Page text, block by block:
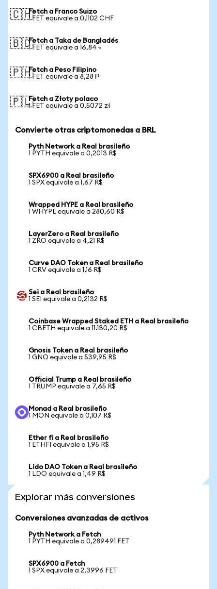
🇨🇭Fetch a Franco Suizo
1 FET equivale a 0,1102 CHF
🇧🇩Fetch a Taka de Bangladés
1 FET equivale a 16,84 ৳
🇵🇭Fetch a Peso Filipino
1 FET equivale a 8,28 ₱
🇵🇱Fetch a Złoty polaco
1 FET equivale a 0,5072 zł
Convierte otras criptomonedas a BRL
Pyth Network a Real brasileño
1 PYTH equivale a 0,2013 R$
SPX6900 a Real brasileño
1 SPX equivale a 1,67 R$
Wrapped HYPE a Real brasileño
1 WHYPE equivale a 280,60 R$
LayerZero a Real brasileño
1 ZRO equivale a 4,21 R$
Curve DAO Token a Real brasileño
1 CRV equivale a 1,16 R$
Sei a Real brasileño
1 SEI equivale a 0,2132 R$
Coinbase Wrapped Staked ETH a Real brasileño
1 CBETH equivale a 11.130,20 R$
Gnosis Token a Real brasileño
1 GNO equivale a 539,95 R$
Official Trump a Real brasileño
1 TRUMP equivale a 7,65 R$
Monad a Real brasileño
1 MON equivale a 0,107 R$
Ether fi a Real brasileño
1 ETHFI equivale a 1,95 R$
Lido DAO Token a Real brasileño
1 LDO equivale a 1,49 R$
Explorar más conversiones
Conversiones avanzadas de activos
Pyth Network a Fetch
1 PYTH equivale a 0,289491 FET
SPX6900 a Fetch
1 SPX equivale a 2,3996 FET